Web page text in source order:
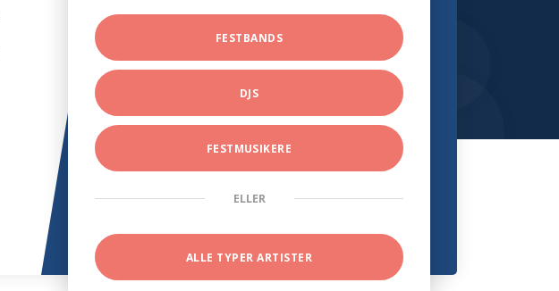
FESTBANDS
DJS
FESTMUSIKERE
ELLER
ALLE TYPER ARTISTER